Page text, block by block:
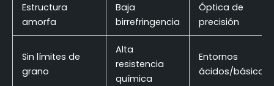
Estructura
amorfa
Baja
birrefringencia
Óptica de
precisión
Sin límites de
grano
Alta
resistencia
química
Entornos
ácidos/básicos